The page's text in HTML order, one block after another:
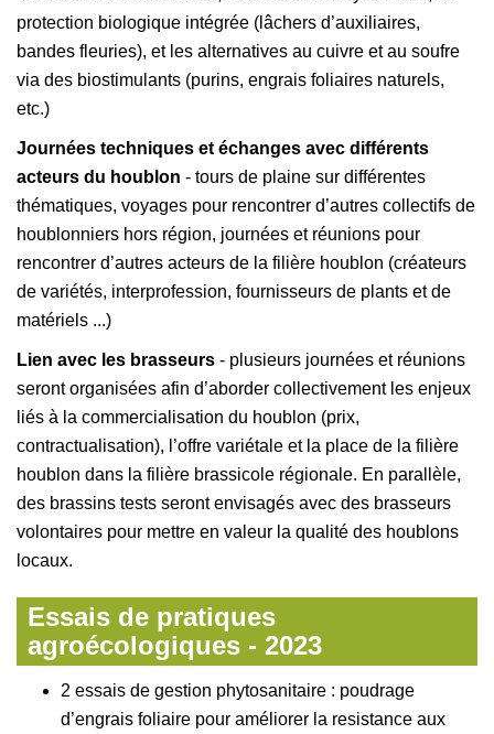
protection biologique intégrée (lâchers d’auxiliaires,
bandes fleuries), et les alternatives au cuivre et au soufre
via des biostimulants (purins, engrais foliaires naturels,
etc.)
Journées techniques et échanges avec différents
acteurs du houblon - tours de plaine sur différentes
thématiques, voyages pour rencontrer d’autres collectifs de
houblonniers hors région, journées et réunions pour
rencontrer d’autres acteurs de la filière houblon (créateurs
de variétés, interprofession, fournisseurs de plants et de
matériels ...)
Lien avec les brasseurs - plusieurs journées et réunions
seront organisées afin d’aborder collectivement les enjeux
liés à la commercialisation du houblon (prix,
contractualisation), l’offre variétale et la place de la filière
houblon dans la filière brassicole régionale. En parallèle,
des brassins tests seront envisagés avec des brasseurs
volontaires pour mettre en valeur la qualité des houblons
locaux.
Essais de pratiques
agroécologiques - 2023
2 essais de gestion phytosanitaire : poudrage
d’engrais foliaire pour améliorer la resistance aux